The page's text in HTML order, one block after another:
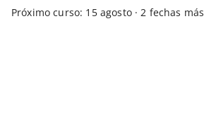
Próximo curso: 15 agosto · 2 fechas más